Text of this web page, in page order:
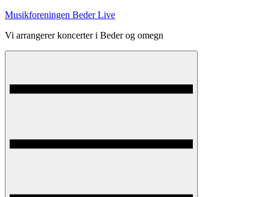
Skip
content
Musikforeningen Beder Live
Vi arrangerer koncerter i Beder og omegn